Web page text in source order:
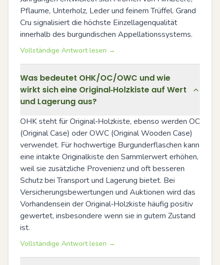
Pflaume, Unterholz, Leder und feinem Trüffel. Grand
Cru signalisiert die höchste Einzellagenqualität
innerhalb des burgundischen Appellationssystems.
Vollständige Antwort lesen →
Was bedeutet OHK/OC/OWC und wie
wirkt sich eine Original‑Holzkiste auf Wert
und Lagerung aus?
OHK steht für Original‑Holzkiste, ebenso werden OC
(Original Case) oder OWC (Original Wooden Case)
verwendet. Für hochwertige Burgunderflaschen kann
eine intakte Originalkiste den Sammlerwert erhöhen,
weil sie zusätzliche Provenienz und oft besseren
Schutz bei Transport und Lagerung bietet. Bei
Versicherungsbewertungen und Auktionen wird das
Vorhandensein der Original‑Holzkiste häufig positiv
gewertet, insbesondere wenn sie in gutem Zustand
ist.
Vollständige Antwort lesen →